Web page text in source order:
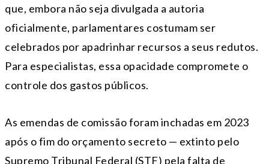
que, embora não seja divulgada a autoria
oficialmente, parlamentares costumam ser
celebrados por apadrinhar recursos a seus redutos.
Para especialistas, essa opacidade compromete o
controle dos gastos públicos.
As emendas de comissão foram inchadas em 2023
após o fim do orçamento secreto — extinto pelo
Supremo Tribunal Federal (STF) pela falta de